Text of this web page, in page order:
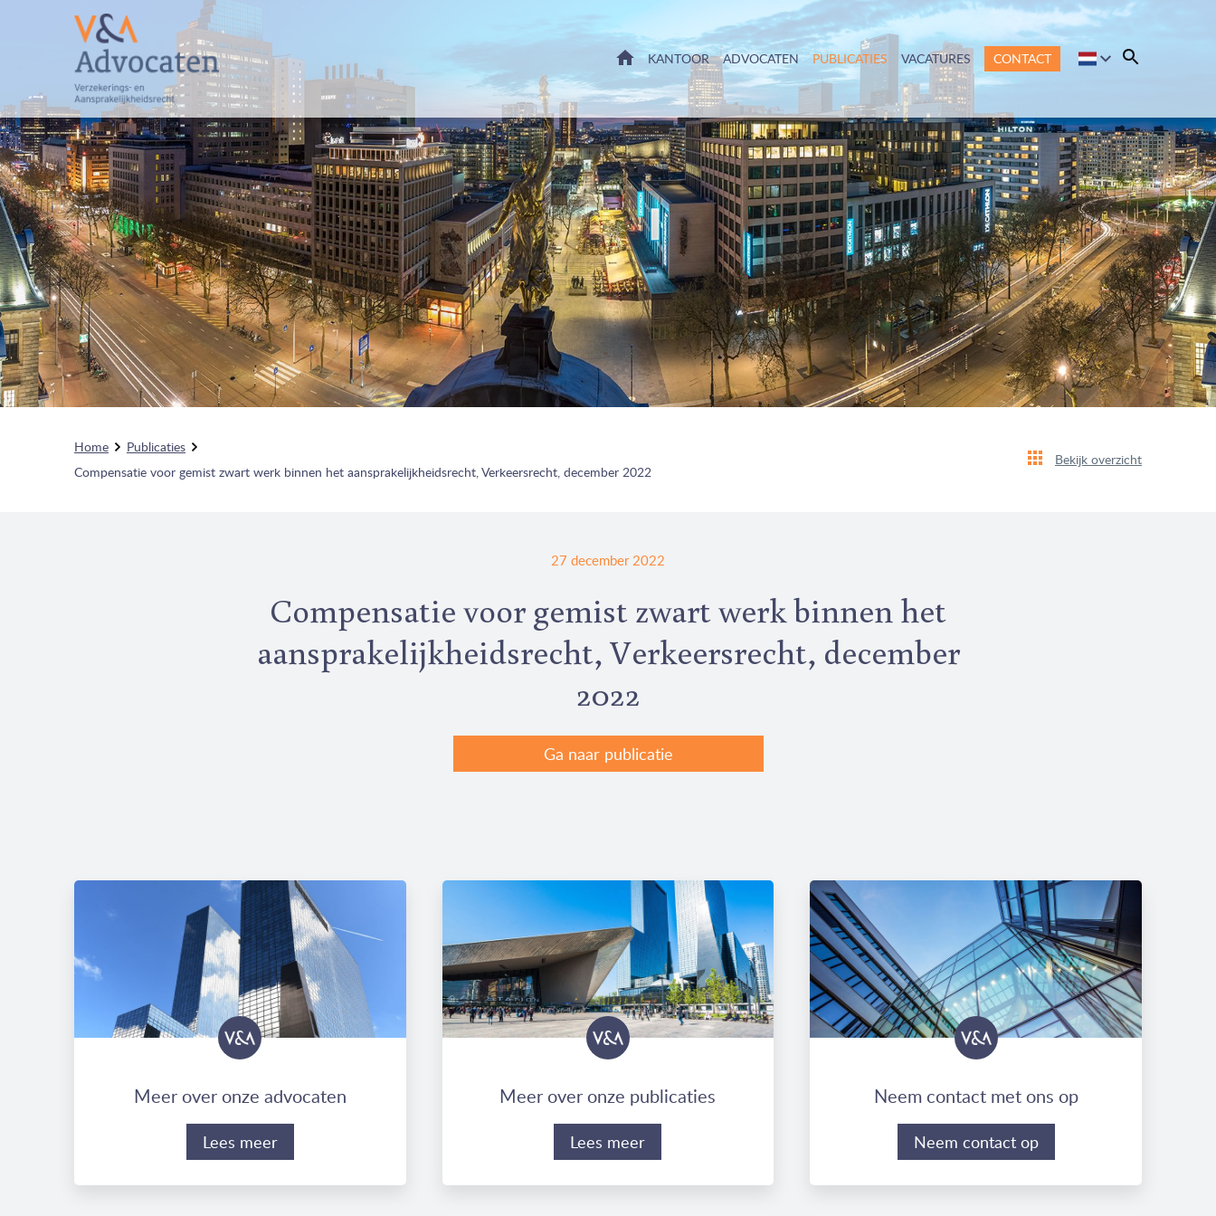
HOMEKANTOOR ADVOCATEN PUBLICATIES VACATURES CONTACT
Home
Publicaties
Compensatie voor gemist zwart werk binnen het aansprakelijkheidsrecht, Verkeersrecht, december 2022
Bekijk overzicht
27 december 2022
Compensatie voor gemist zwart werk binnen het
aansprakelijkheidsrecht, Verkeersrecht, december
2022
Ga naar publicatie
Meer over onze advocaten
Lees meer
Meer over onze publicaties
Lees meer
Neem contact met ons op
Neem contact op